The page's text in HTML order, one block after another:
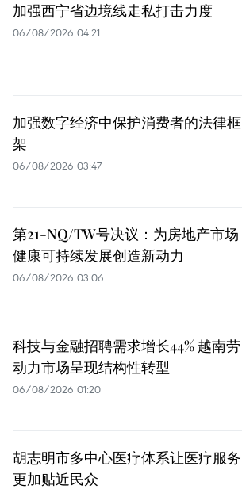
加强西宁省边境线走私打击力度
06/08/2026 04:21
加强数字经济中保护消费者的法律框
架
06/08/2026 03:47
第21-NQ/TW号决议：为房地产市场
健康可持续发展创造新动力
06/08/2026 03:06
科技与金融招聘需求增长44% 越南劳
动力市场呈现结构性转型
06/08/2026 01:20
胡志明市多中心医疗体系让医疗服务
更加贴近民众